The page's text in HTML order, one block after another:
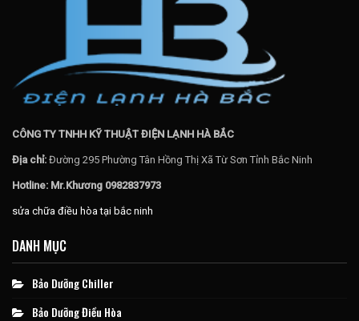
CÔNG TY TNHH KỸ THUẬT ĐIỆN LẠNH HÀ BẮC
Địa chỉ: Đường 295 Phường Tân Hồng Thị Xã Từ Sơn Tỉnh Bắc Ninh
Hotline: Mr.Khương 0982837973
sửa chữa điều hòa tại bắc ninh
DANH MỤC
Bảo Dưỡng Chiller
Bảo Dưỡng Điều Hòa